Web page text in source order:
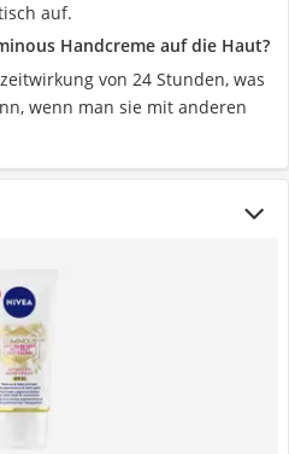
auf.
Handcreme auf die Haut?
von 24 Stunden, was
wenn man sie mit anderen